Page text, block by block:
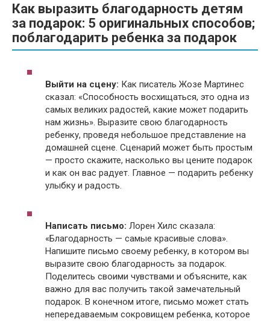
Как выразить благодарность детям
за подарок: 5 оригинальных способов;
поблагодарить ребенка за подарок
Выйти на сцену: Как писатель Жозе Мартинес
сказал: «Способность восхищаться, это одна из
самых великих радостей, какие может подарить
нам жизнь». Выразите свою благодарность
ребенку, проведя небольшое представление на
домашней сцене. Сценарий может быть простым
— просто скажите, насколько вы цените подарок
и как он вас радует. Главное — подарить ребенку
улыбку и радость.
Написать письмо: Лорен Хилс сказала:
«Благодарность — самые красивые слова».
Напишите письмо своему ребенку, в котором вы
выразите свою благодарность за подарок.
Поделитесь своими чувствами и объясните, как
важно для вас получить такой замечательный
подарок. В конечном итоге, письмо может стать
непередаваемым сокровищем ребенка, которое